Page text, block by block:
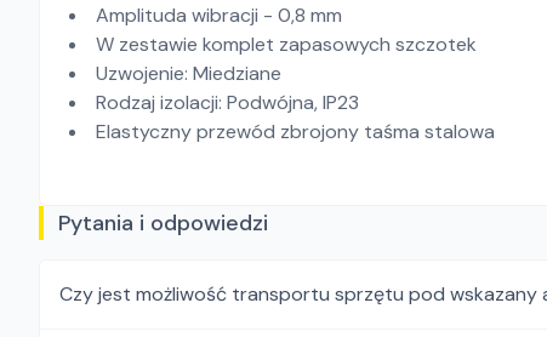
Amplituda wibracji - 0,8 mm
W zestawie komplet zapasowych szczotek
Uzwojenie: Miedziane
Rodzaj izolacji: Podwójna, IP23
Elastyczny przewód zbrojony taśma stalowa
Pytania i odpowiedzi
Czy jest możliwość transportu sprzętu pod wskazany